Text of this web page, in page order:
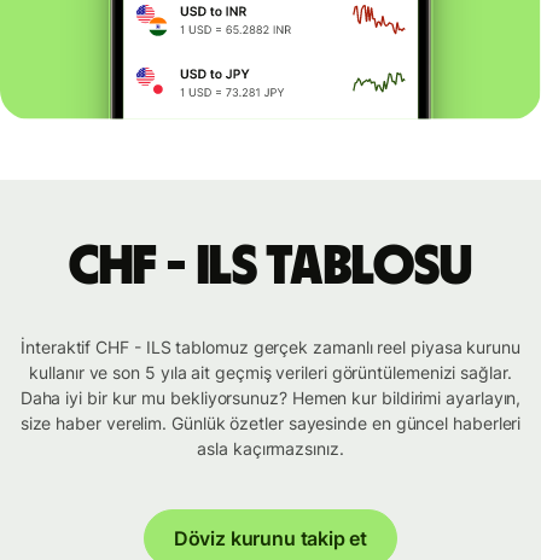
CHF - ILS tablosu
İnteraktif CHF - ILS tablomuz gerçek zamanlı reel piyasa kurunu
kullanır ve son 5 yıla ait geçmiş verileri görüntülemenizi sağlar.
Daha iyi bir kur mu bekliyorsunuz? Hemen kur bildirimi ayarlayın,
size haber verelim. Günlük özetler sayesinde en güncel haberleri
asla kaçırmazsınız.
Döviz kurunu takip et